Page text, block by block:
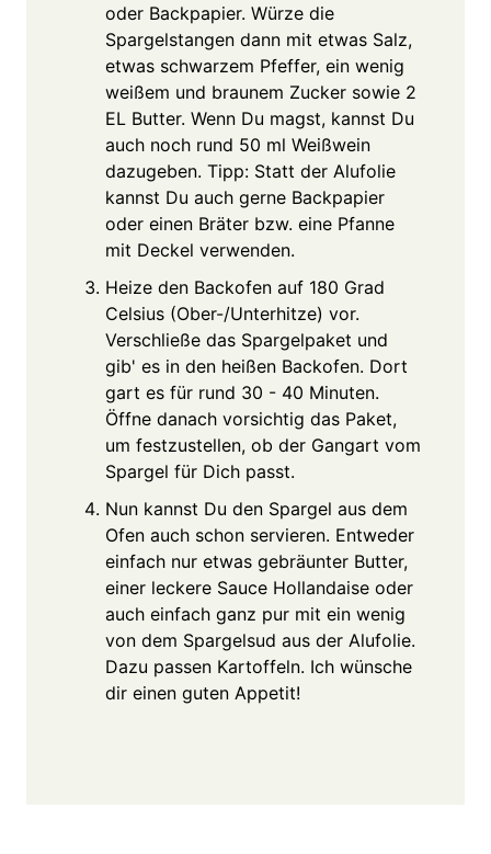
oder Backpapier. Würze die
Spargelstangen dann mit etwas Salz,
etwas schwarzem Pfeffer, ein wenig
weißem und braunem Zucker sowie 2
EL Butter. Wenn Du magst, kannst Du
auch noch rund 50 ml Weißwein
dazugeben. Tipp: Statt der Alufolie
kannst Du auch gerne Backpapier
oder einen Bräter bzw. eine Pfanne
mit Deckel verwenden.
Heize den Backofen auf 180 Grad
Celsius (Ober-/Unterhitze) vor.
Verschließe das Spargelpaket und
gib' es in den heißen Backofen. Dort
gart es für rund 30 - 40 Minuten.
Öffne danach vorsichtig das Paket,
um festzustellen, ob der Gangart vom
Spargel für Dich passt.
Nun kannst Du den Spargel aus dem
Ofen auch schon servieren. Entweder
einfach nur etwas gebräunter Butter,
einer leckere Sauce Hollandaise oder
auch einfach ganz pur mit ein wenig
von dem Spargelsud aus der Alufolie.
Dazu passen Kartoffeln. Ich wünsche
dir einen guten Appetit!